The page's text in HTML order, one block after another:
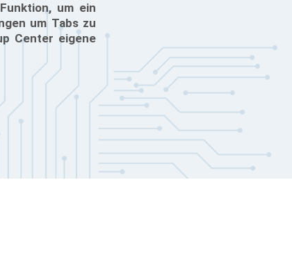
um ein
um Tabs zu
Center eigene